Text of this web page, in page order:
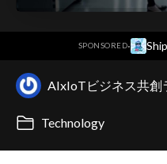
SPONSORED·
AIxIoTビジネス共創
Technology